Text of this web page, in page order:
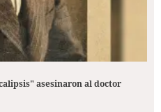
asesinaron al doctor